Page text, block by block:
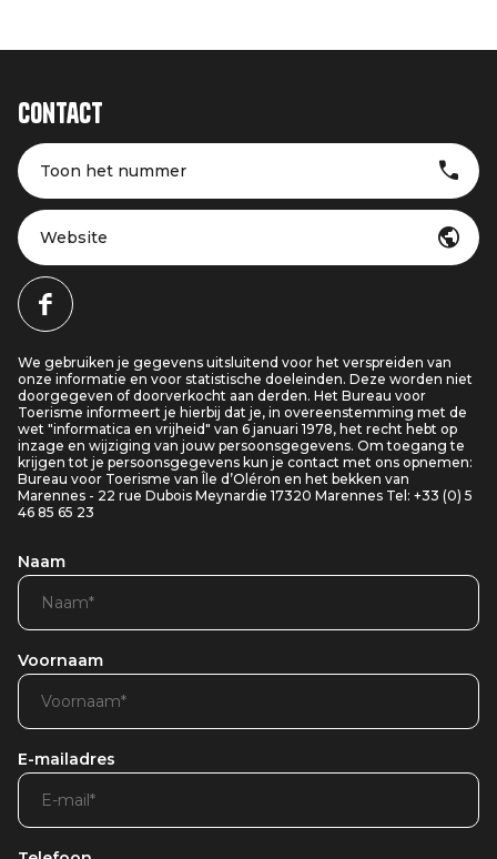
Contact
Toon het nummer
Website
We gebruiken je gegevens uitsluitend voor het verspreiden van
onze informatie en voor statistische doeleinden. Deze worden niet
doorgegeven of doorverkocht aan derden. Het Bureau voor
Toerisme informeert je hierbij dat je, in overeenstemming met de
wet "informatica en vrijheid" van 6 januari 1978, het recht hebt op
inzage en wijziging van jouw persoonsgegevens. Om toegang te
krijgen tot je persoonsgegevens kun je contact met ons opnemen:
Bureau voor Toerisme van Île d’Oléron en het bekken van
Marennes - 22 rue Dubois Meynardie 17320 Marennes Tel: +33 (0) 5
46 85 65 23
Naam
Voornaam
E-mailadres